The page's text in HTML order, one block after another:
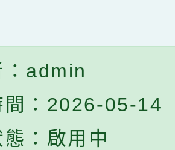
：admin
間：2026-05-14
：啟用中